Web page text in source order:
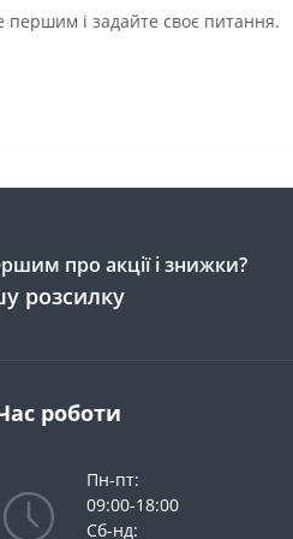
і задайте своє питання.
про акції і знижки?
розсилку
роботи
Пн-пт:
09:00-18:00
Сб-нд: